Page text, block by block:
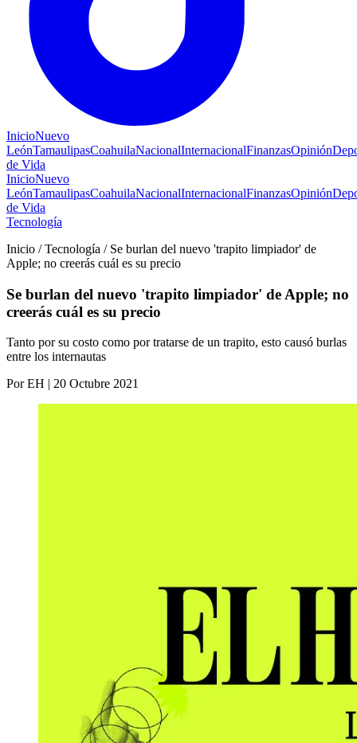
InicioNuevo
LeónTamaulipasCoahuilaNacionalInternacionalFinanzasOpinión
de Vida
InicioNuevo
LeónTamaulipasCoahuilaNacionalInternacionalFinanzasOpinión
de Vida
Tecnología
Inicio / Tecnología / Se burlan del nuevo 'trapito limpiador' de
Apple; no creerás cuál es su precio
Se burlan del nuevo 'trapito limpiador' de Apple; no
creerás cuál es su precio
Tanto por su costo como por tratarse de un trapito, esto causó burlas
entre los internautas
Por EH | 20 Octubre 2021